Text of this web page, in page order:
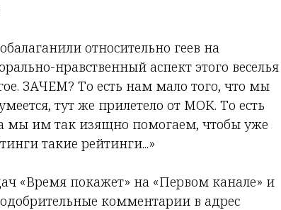
относительно геев на
нравственный аспект этого веселья
ЗАЧЕМ? То есть нам мало того, что мы
тут же прилетело от МОК. То есть
мы им так изящно помогаем, чтобы уже
такие рейтинги...»
«Время покажет» на «Первом канале» и
комментарии в адрес